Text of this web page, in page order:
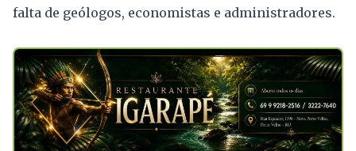
falta de geólogos, economistas e administradores.